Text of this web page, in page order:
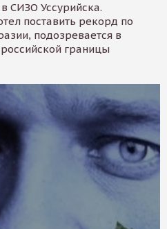
СИЗО Уссурийска.
поставить рекорд по
подозревается в
границы